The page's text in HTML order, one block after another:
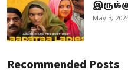
May 3,
Recommended Posts